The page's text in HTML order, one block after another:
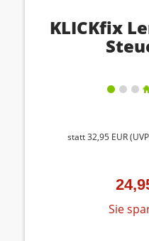
KLICKfix
statt32,95 EUR(UVP
Sie